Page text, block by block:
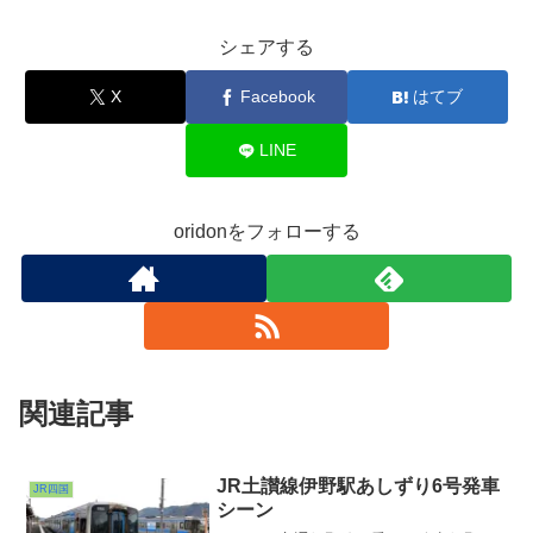
シェアする
X Facebook はてブ
LINE
oridonをフォローする
関連記事
JR四国
JR土讃線伊野駅あしずり6号発車
シーン